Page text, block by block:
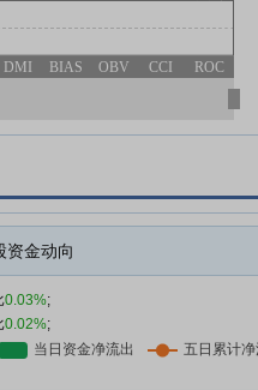
DMI BIAS OBV CCI ROC
资金动向
0.03%;
0.02%;